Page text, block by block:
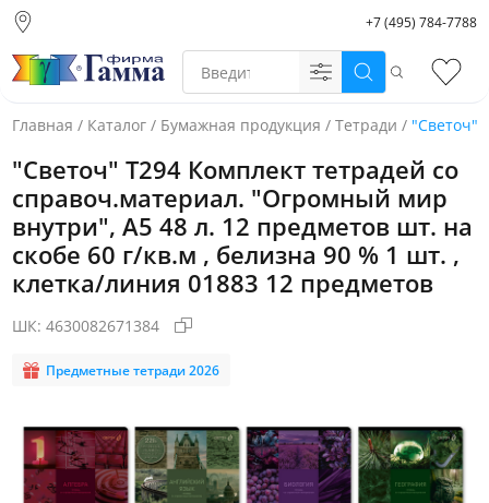
склад)
Санкт-Петербург
Екатеринбург
+7 (495) 784-7788
Поиск
Главная / Каталог / Бумажная продукция / Тетради / "Светоч"
Фото товара
"Светоч" Т294 Комплект тетрадей со
справоч.материал. "Огромный мир
внутри", A5 48 л. 12 предметов шт. на
скобе 60 г/кв.м , белизна 90 % 1 шт. ,
клетка/линия 01883 12 предметов
ШК: 4630082671384
Предметные тетради 2026